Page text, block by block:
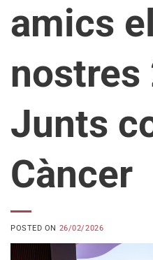
amics
nostres
Junts
Càncer
POSTED ON 26/02/2026